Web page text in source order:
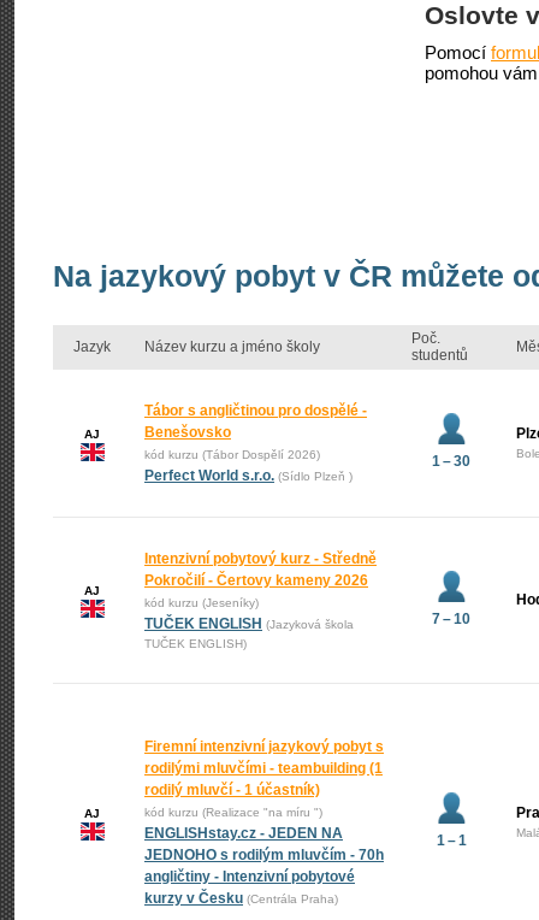
Oslovte
Pomocí
pomohou
Na jazykový pobyt v ČR můžete
Jazyk Název kurzu a jméno školy
Poč.
studentů
AJ
Tábor s angličtinou pro dospělé -
Benešovsko
kód kurzu (Tábor Dospělí 2026)
Perfect World s.r.o. (Sídlo Plzeň )
1 – 30
AJ
Intenzivní pobytový kurz - Středně
Pokročilí - Čertovy kameny 2026
kód kurzu (Jeseníky)
TUČEK ENGLISH (Jazyková škola
TUČEK ENGLISH)
7 – 10
AJ
Firemní intenzivní jazykový pobyt s
rodilými mluvčími - teambuilding (1
rodilý mluvčí - 1 účastník)
kód kurzu (Realizace "na míru ")
ENGLISHstay.cz - JEDEN NA
JEDNOHO s rodilým mluvčím - 70h
angličtiny - Intenzivní pobytové
kurzy v Česku (Centrála Praha)
1 – 1